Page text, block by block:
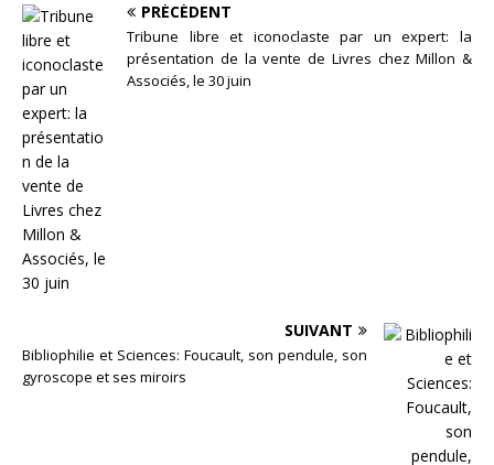
PRÉCÉDENT
Tribune libre et iconoclaste par un expert: la
présentation de la vente de Livres chez Millon &
Associés, le 30 juin
SUIVANT
Bibliophilie et Sciences: Foucault, son pendule, son
gyroscope et ses miroirs